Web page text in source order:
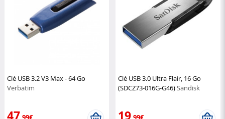
Clé USB 3.2 V3 Max - 64 Go
Verbatim
47
Clé USB 3.0 Ultra Flair, 16 Go
(SDCZ73-016G-G46)Sandisk
19